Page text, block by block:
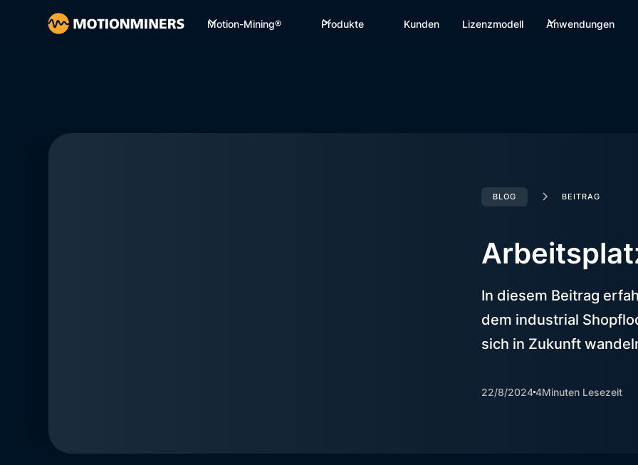
Motion-Mining® Produkte Kunden Lizenzmodell Anwendungen
BLOG BEITRAG
In diesem Beitrag
dem industrial
sich in Zukunft
22/8/20244Minuten Lesezeit